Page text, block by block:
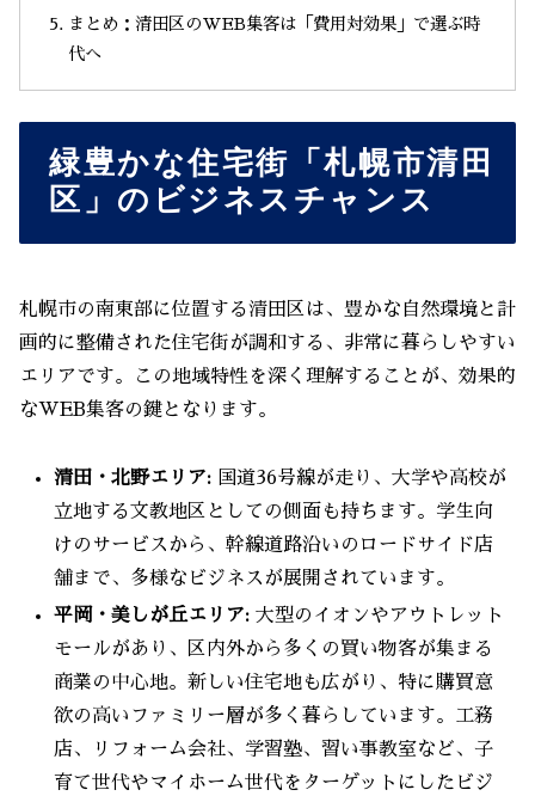
まとめ：清田区のWEB集客は「費用対効果」で選ぶ時
代へ
緑豊かな住宅街「札幌市清田
区」のビジネスチャンス
札幌市の南東部に位置する清田区は、豊かな自然環境と計
画的に整備された住宅街が調和する、非常に暮らしやすい
エリアです。この地域特性を深く理解することが、効果的
なWEB集客の鍵となります。
清田・北野エリア: 国道36号線が走り、大学や高校が
立地する文教地区としての側面も持ちます。学生向
けのサービスから、幹線道路沿いのロードサイド店
舗まで、多様なビジネスが展開されています。
平岡・美しが丘エリア: 大型のイオンやアウトレット
モールがあり、区内外から多くの買い物客が集まる
商業の中心地。新しい住宅地も広がり、特に購買意
欲の高いファミリー層が多く暮らしています。工務
店、リフォーム会社、学習塾、習い事教室など、子
育て世代やマイホーム世代をターゲットにしたビジ